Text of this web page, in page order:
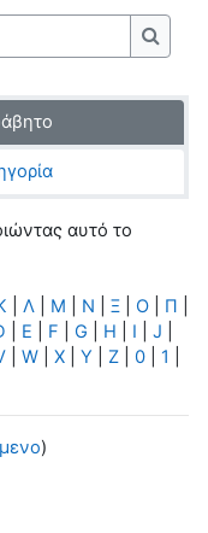
αυτό το
Λ Μ Ν Ξ Ο Π
E F G H I J
W X Y Z 0 1
)